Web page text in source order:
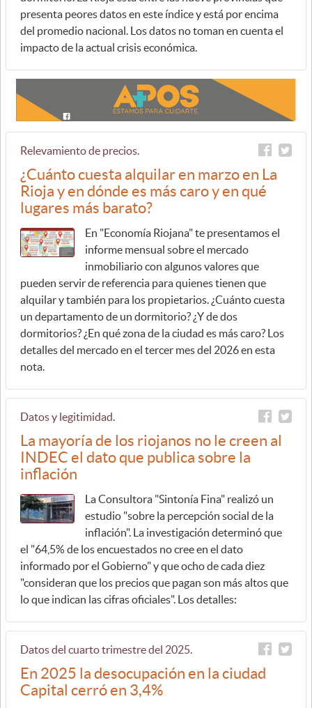
presenta peores datos en este índice y está por encima
del promedio nacional. Los datos no toman en cuenta el
impacto de la actual crisis económica.
Relevamiento de precios.
¿Cuánto cuesta alquilar en marzo en La
Rioja y en dónde es más caro y en qué
lugares más barato?
En "Economía Riojana" te presentamos el
informe mensual sobre el mercado
inmobiliario con algunos valores que
pueden servir de referencia para quienes tienen que
alquilar y también para los propietarios. ¿Cuánto cuesta
un departamento de un dormitorio? ¿Y de dos
dormitorios? ¿En qué zona de la ciudad es más caro? Los
detalles del mercado en el tercer mes del 2026 en esta
nota.
Datos y legitimidad.
La mayoría de los riojanos no le creen al
INDEC el dato que publica sobre la
inflación
La Consultora "Sintonía Fina" realizó un
estudio "sobre la percepción social de la
inflación". La investigación determinó que
el "64,5% de los encuestados no cree en el dato
informado por el Gobierno" y que ocho de cada diez
"consideran que los precios que pagan son más altos que
lo que indican las cifras oficiales". Los detalles:
Datos del cuarto trimestre del 2025.
En 2025 la desocupación en la ciudad
Capital cerró en 3,4%